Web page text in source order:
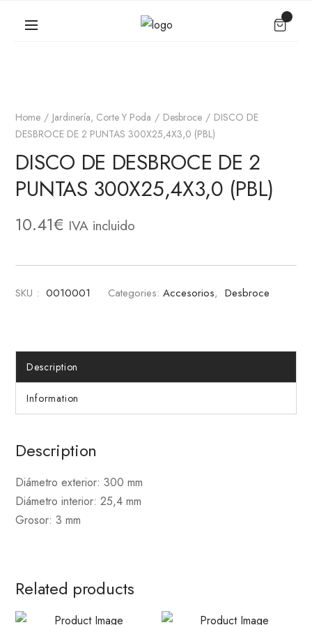
Home Jardinería, Corte Y Poda Desbroce
DISCO DE
DESBROCE DE 2 PUNTAS 300X25,4X3,0 (PBL)
DISCO DE DESBROCE DE 2
PUNTAS 300X25,4X3,0 (PBL)
10.41€ IVA incluido
SKU : 0010001 Categories: Accesorios, Desbroce
Description
Information
Description
Diámetro exterior: 300 mm
Diámetro interior: 25,4 mm
Grosor: 3 mm
Related products